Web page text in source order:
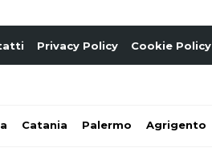
Privacy Policy Cookie Policy
Catania Palermo Agrigento